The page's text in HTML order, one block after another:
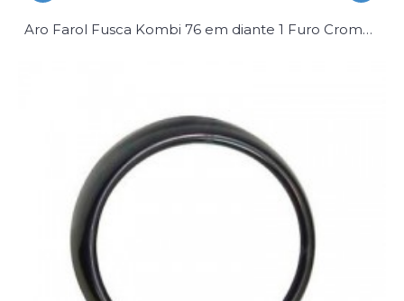
Aro Farol Fusca Kombi 76 em diante 1 Furo Cromado Par